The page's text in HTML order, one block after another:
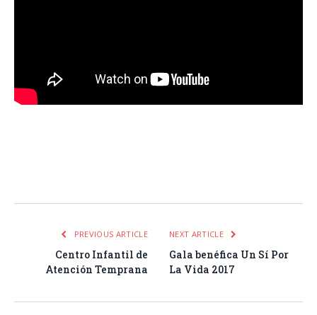
PREVIOUS ARTICLE
Centro Infantil de
Atención Temprana
NEXT ARTICLE
Gala benéfica Un Sí Por
La Vida 2017